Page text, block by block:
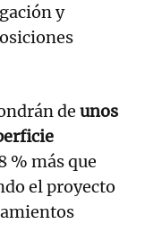
y
de unos
% más que
el proyecto